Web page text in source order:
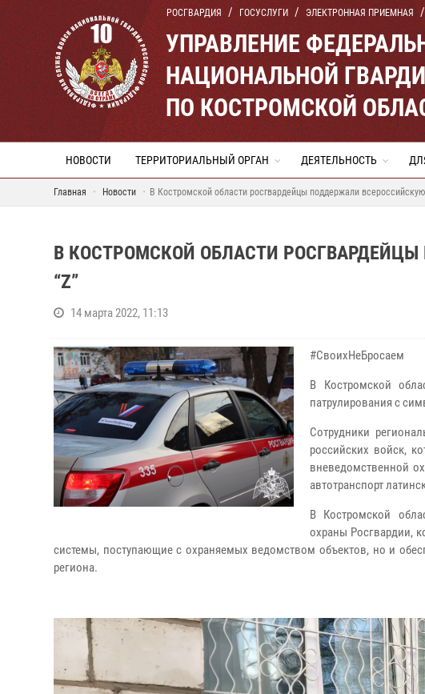
РОСГВАРДИЯ ГОСУСЛУГИ ЭЛЕКТРОННАЯ ПРИЕМНАЯ
УПРАВЛЕНИЕ
НАЦИОНАЛЬНОЙ
ПО КОСТРОМСКОЙ
НОВОСТИ ТЕРРИТОРИАЛЬНЫЙ ОРГАН ДЕЯТЕЛЬНОСТЬ
Главная Новости В Костромской области росгвардейцы поддержали
В КОСТРОМСКОЙ ОБЛАСТИ
“Z”
14 марта 2022, 11:13
#СвоихНеБросаем
В Костромской
патрулирования с
Сотрудники
российских войск,
вневедомственной
автотранспорт
В Костромской
охраны Росгвардии,
системы, поступающие с охраняемых ведомством объектов, но и
региона.